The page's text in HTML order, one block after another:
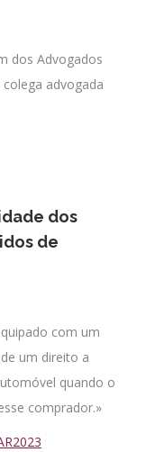
dos Advogados
advogada
dos
de
com um
um direito a
quando o
comprador.»